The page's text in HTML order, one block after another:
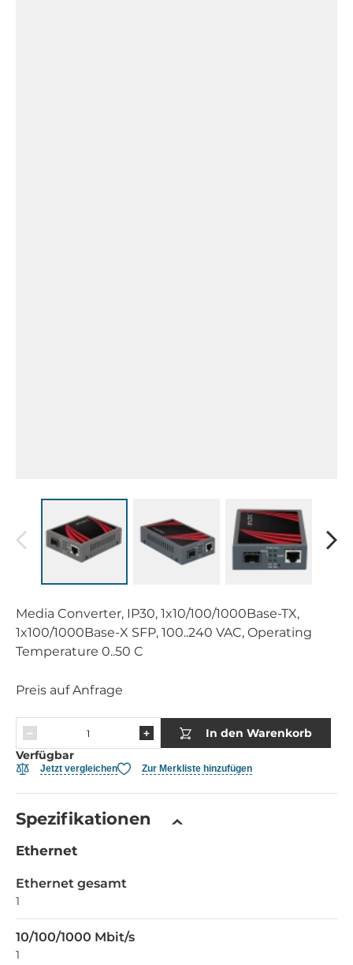
Media Converter, IP30, 1x10/100/1000Base-TX,
1x100/1000Base-X SFP, 100..240 VAC, Operating
Temperature 0..50 C
Preis auf Anfrage
In den Warenkorb
Verfügbar
Jetzt vergleichen Zur Merkliste hinzufügen
Spezifikationen
Ethernet
Ethernet gesamt
1
10/100/1000 Mbit/s
1